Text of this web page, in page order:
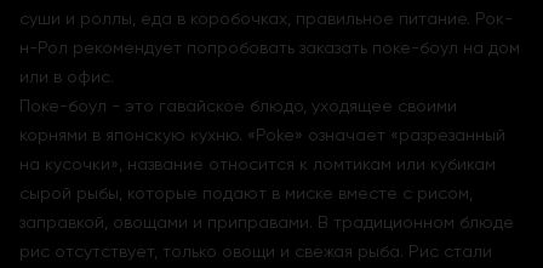
суши и роллы, еда в коробочках, правильное питание. Рок-
н-Рол рекомендует попробовать заказать поке-боул на дом
или в офис.
Поке-боул - это гавайское блюдо, уходящее своими
корнями в японскую кухню. «Poke» означает «разрезанный
на кусочки», название относится к ломтикам или кубикам
сырой рыбы, которые подают в миске вместе с рисом,
заправкой, овощами и приправами. В традиционном блюде
рис отсутствует, только овощи и свежая рыба. Рис стали